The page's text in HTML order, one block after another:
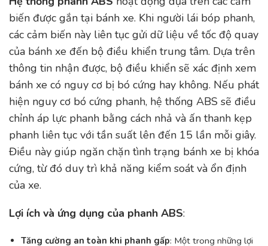
biến được gắn tại bánh xe. Khi người lái bóp phanh,
các cảm biến này liên tục gửi dữ liệu về tốc độ quay
của bánh xe đến bộ điều khiển trung tâm. Dựa trên
thông tin nhận được, bộ điều khiển sẽ xác định xem
bánh xe có nguy cơ bị bó cứng hay không. Nếu phát
hiện nguy cơ bó cứng phanh, hệ thống ABS sẽ điều
chỉnh áp lực phanh bằng cách nhả và ấn thanh kẹp
phanh liên tục với tần suất lên đến 15 lần mỗi giây.
Điều này giúp ngăn chặn tình trạng bánh xe bị khóa
cứng, từ đó duy trì khả năng kiểm soát và ổn định
của xe.
Lợi ích và ứng dụng của phanh ABS:
Tăng cường an toàn khi phanh gấp: Một trong những lợi